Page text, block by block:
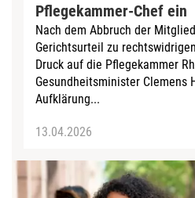
Pflegekammer-Chef ein
Nach dem Abbruch der
Gerichtsurteil zu
Druck auf die Pflegekammer
Gesundheitsminister Clemens
Aufklärung...
13.04.2026